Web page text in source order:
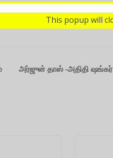
அர்ஜுன் தாஸ் -அதிதி
This popup will